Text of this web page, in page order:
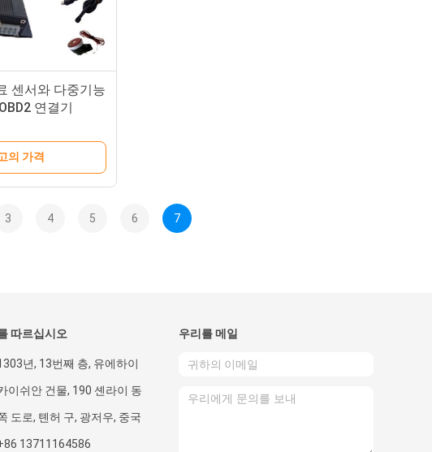
센서와 다중기능
연결기
의 가격
3 4 5 6 7
따르십시오
년, 13번째 층, 유에하이
이쉬안 건물, 190 셴라이 동
도로, 톈허 구, 광저우, 중국
13711164586
우리를 메일